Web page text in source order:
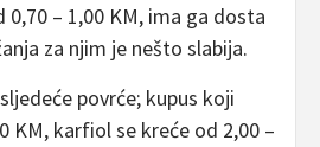
– 1,00 KM, ima ga dosta
za njim je nešto slabija.
povrće; kupus koji
KM, karfiol se kreće od 2,00 –